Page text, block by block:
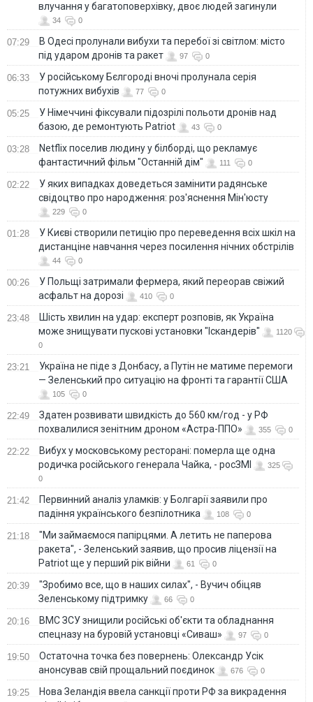
влучання у багатоповерхівку, двоє людей загинули
34 0
07:29
В Одесі пролунали вибухи та перебої зі світлом: місто
під ударом дронів та ракет
97 0
06:33
У російському Бєлгороді вночі пролунала серія
потужних вибухів
77 0
05:25
У Німеччині фіксували підозрілі польоти дронів над
базою, де ремонтують Patriot
43 0
03:28
Netflix поселив людину у білборді, що рекламує
фантастичний фільм "Останній дім"
111 0
02:22
У яких випадках доведеться замінити радянське
свідоцтво про народження: роз'яснення Мін'юсту
229 0
01:28
У Києві створили петицію про переведення всіх шкіл на
дистанціне навчання через посилення нічних обстрілів
44 0
00:26
У Польщі затримали фермера, який переорав свіжий
асфальт на дорозі
410 0
23:48
Шість хвилин на удар: експерт розповів, як Україна
може знищувати пускові установки "Іскандерів"
1120
0
23:21
Україна не піде з Донбасу, а Путін не матиме перемоги
— Зеленський про ситуацію на фронті та гарантії США
105 0
22:49
Здатен розвивати швидкість до 560 км/год - у РФ
похвалилися зенітним дроном «Астра-ППО»
355 0
22:22
Вибух у московському ресторані: померла ще одна
родичка російського генерала Чайка, - росЗМІ
325
0
21:42
Первинний аналіз уламків: у Болгарії заявили про
падіння українського безпілотника
108 0
21:18
"Ми займаємося папірцями. А летить не паперова
ракета", - Зеленський заявив, що просив ліцензії на
Patriot ще у перший рік війни
61 0
20:39
"Зробимо все, що в наших силах", - Вучич обіцяв
Зеленському підтримку
66 0
20:16
ВМС ЗСУ знищили російські об'єкти та обладнання
спецназу на буровій установці «Сиваш»
97 0
19:50
Остаточна точка без повернень: Олександр Усік
анонсував свій прощальний поєдинок
676 0
19:25
Нова Зеландія ввела санкції проти РФ за викрадення